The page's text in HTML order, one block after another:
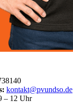
kontakt@pvundso.de
– 12 Uhr